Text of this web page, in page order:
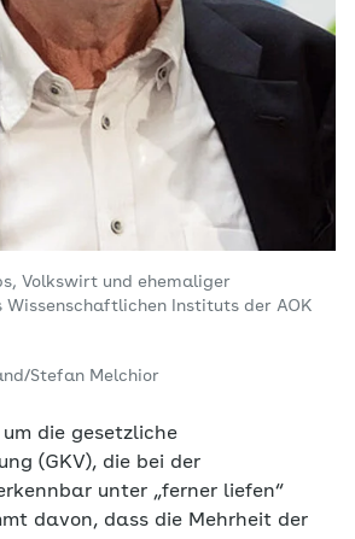
Volkswirt und ehemaliger
Wissenschaftlichen Instituts der AOK
Stefan Melchior
die gesetzliche
(GKV), die bei der
unter „ferner liefen“
davon, dass die Mehrheit der